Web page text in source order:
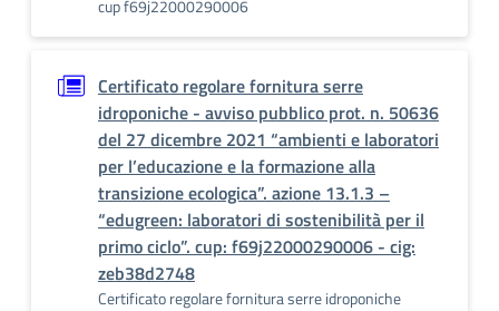
cup f69j22000290006
Certificato regolare fornitura serre
idroponiche - avviso pubblico prot. n. 50636
del 27 dicembre 2021 “ambienti e laboratori
per l’educazione e la formazione alla
transizione ecologica”. azione 13.1.3 –
“edugreen: laboratori di sostenibilità per il
primo ciclo”. cup: f69j22000290006 - cig:
zeb38d2748
Certificato regolare fornitura serre idroponiche